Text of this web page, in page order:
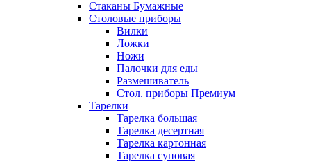
Стаканы Бумажные
Столовые приборы
Вилки
Ложки
Ножи
Палочки для еды
Размешиватель
Стол. приборы Премиум
Тарелки
Тарелка большая
Тарелка десертная
Тарелка картонная
Тарелка суповая